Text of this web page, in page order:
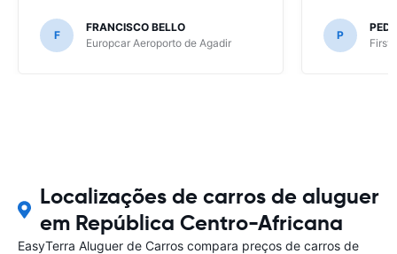
F
FRANCISCO BELLO
Europcar Aeroporto de Agadir
P
First
Localizações de carros de aluguer
em República Centro-Africana
EasyTerra Aluguer de Carros compara preços de carros de